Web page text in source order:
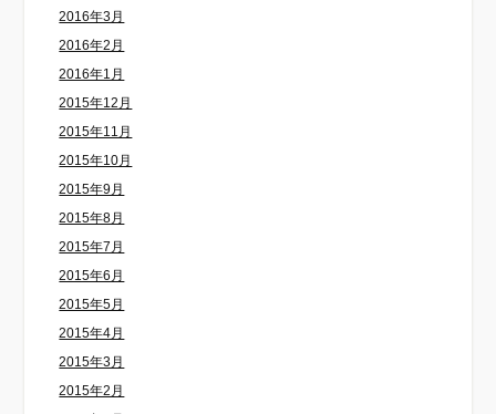
2016年3月
2016年2月
2016年1月
2015年12月
2015年11月
2015年10月
2015年9月
2015年8月
2015年7月
2015年6月
2015年5月
2015年4月
2015年3月
2015年2月